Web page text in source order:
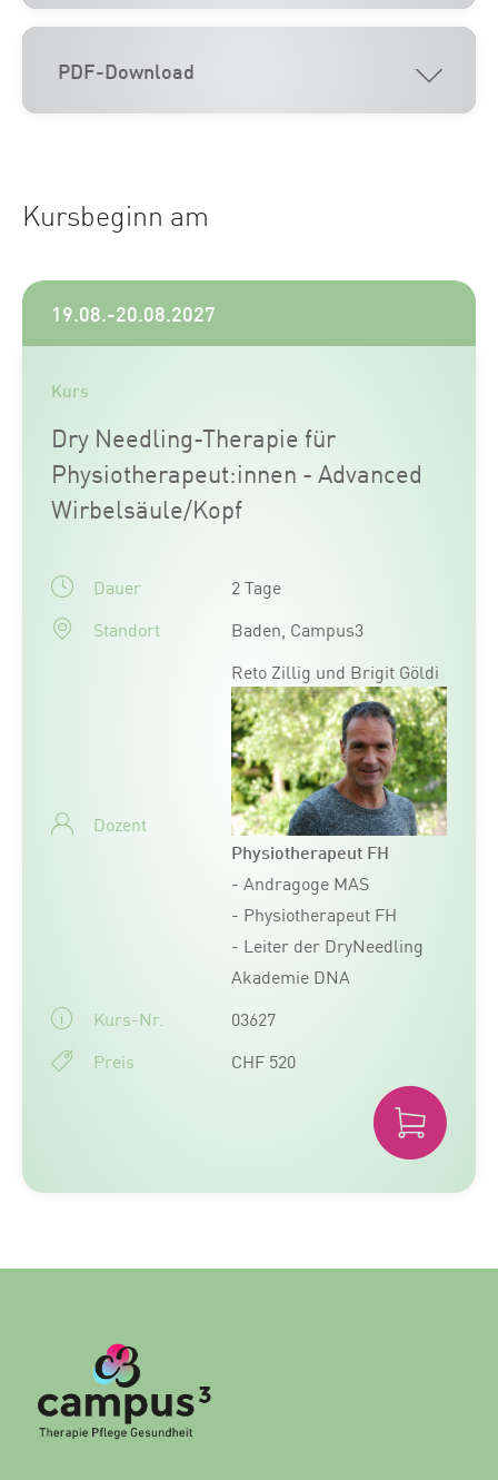
PDF-Download
Kursbeginn am
19.08.-20.08.2027
Kurs
Dry Needling-Therapie für
Physiotherapeut:innen - Advanced
Wirbelsäule/Kopf
Dauer
2 Tage
Standort
Baden, Campus3
Dozent
Reto Zillig und Brigit Göldi
Physiotherapeut FH
- Andragoge MAS
- Physiotherapeut FH
- Leiter der DryNeedling
Akademie DNA
Kurs-Nr.
03627
Preis
CHF 520